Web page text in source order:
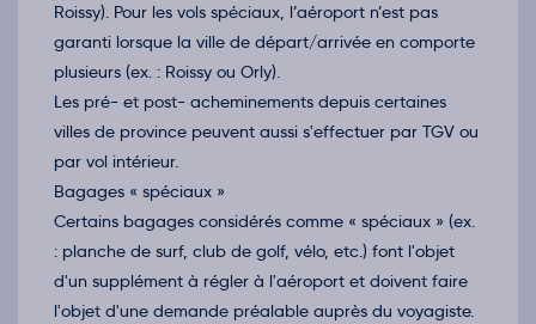
Roissy). Pour les vols spéciaux, l’aéroport n’est pas
garanti lorsque la ville de départ/arrivée en comporte
plusieurs (ex. : Roissy ou Orly).
Les pré- et post- acheminements depuis certaines
villes de province peuvent aussi s'effectuer par TGV ou
par vol intérieur.
Bagages « spéciaux »
Certains bagages considérés comme « spéciaux » (ex.
: planche de surf, club de golf, vélo, etc.) font l'objet
d'un supplément à régler à l'aéroport et doivent faire
l'objet d'une demande préalable auprès du voyagiste.